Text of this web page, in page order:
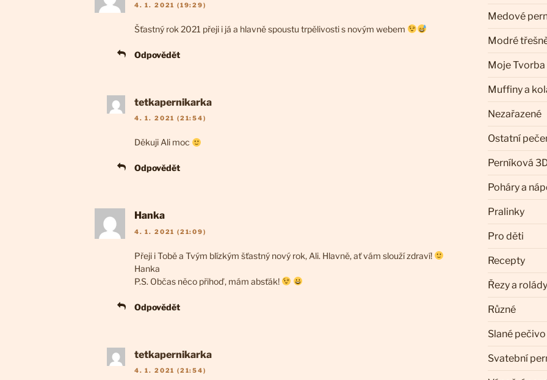
4. 1. 2021 (19:29)
Šťastný rok 2021 přeji i já a hlavně spoustu trpělivosti s novým webem
Odpovědět
tetkapernikarka
4. 1. 2021 (21:54)
Děkuji Ali moc
Odpovědět
Hanka
4. 1. 2021 (21:09)
Přeji i Tobě a Tvým blízkým šťastný nový rok, Ali. Hlavně, ať vám slouží zdraví!
Hanka
P.S. Občas něco přihoď, mám absťák!
Odpovědět
tetkapernikarka
4. 1. 2021 (21:54)
Medové
Modré
Moje Tvorba
Muffiny a
Nezařazené
Ostatní
Perníková
Poháry a
Pralinky
Pro děti
Recepty
Řezy a rolády
Různé
Slané pečivo
Svatební